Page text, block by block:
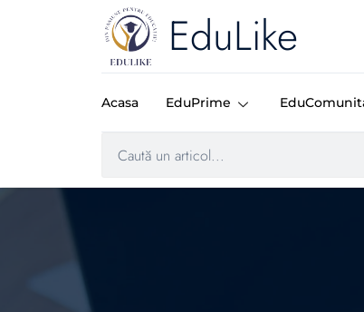
EduLike
Acasa EduPrime